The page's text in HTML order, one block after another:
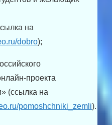
на
dobro);
проекта
(ссылка на
pomoshchniki_zemli).